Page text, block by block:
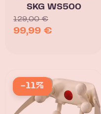
SKG WS500
129,00€
99,99 €
-11%